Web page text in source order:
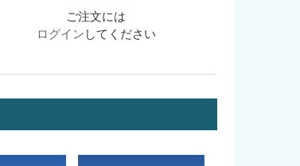
ご注文には
ログイン してください